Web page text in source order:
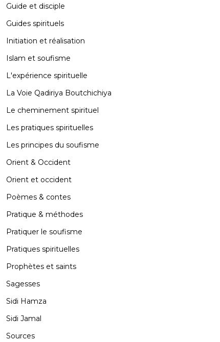
Guide et disciple
Guides spirituels
Initiation et réalisation
Islam et soufisme
L'expérience spirituelle
La Voie Qadiriya Boutchichiya
Le cheminement spirituel
Les pratiques spirituelles
Les principes du soufisme
Orient & Occident
Orient et occident
Poèmes & contes
Pratique & méthodes
Pratiquer le soufisme
Pratiques spirituelles
Prophètes et saints
Sagesses
Sidi Hamza
Sidi Jamal
Sources